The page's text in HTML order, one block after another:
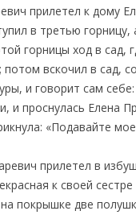
прилетел к дому
в третью
горницы ход в
вскочил в сад,
и говорит сам
и проснулась Елена
«Подавайте
прилетел в
к своей
покрышке две